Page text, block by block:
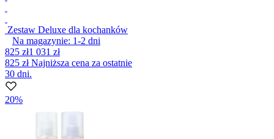
Zestaw Deluxe dla kochanków
Na magazynie: 1-2 dni
825 zł1 031 zł
825 złNajniższa cena za ostatnie
30 dni.
20%